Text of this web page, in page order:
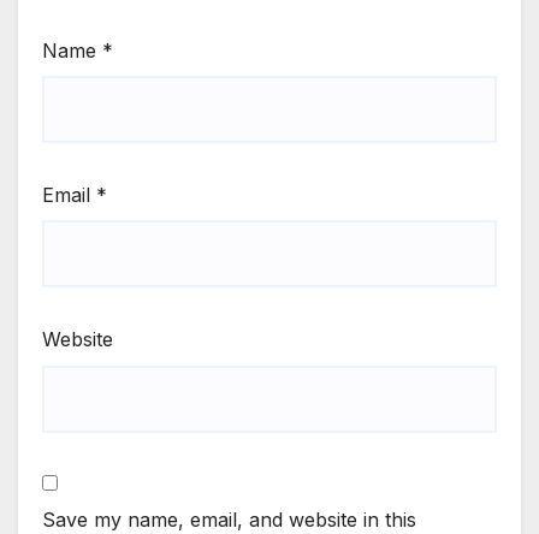
Name *
Email *
Website
Save my name, email, and website in this